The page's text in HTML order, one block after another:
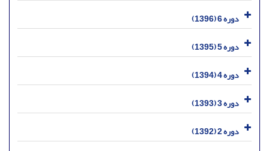
دوره 6 (1396)
دوره 5 (1395)
دوره 4 (1394)
دوره 3 (1393)
دوره 2 (1392)